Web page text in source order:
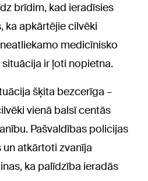
brīdim, kad ieradīsies
ka apkārtējie cilvēki
medicīnisko
ir ļoti nopietna.
šķita bezcerīga –
vienā balsī centās
Pašvaldības policijas
atkārtoti zvanīja
ka palīdzība ieradās